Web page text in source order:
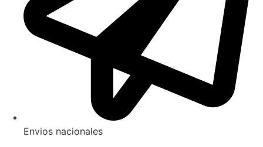
Envios nacionales